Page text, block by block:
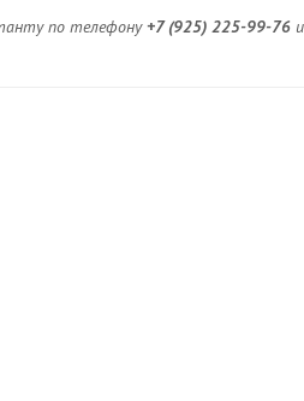
по телефону+7 (925) 225-99-76